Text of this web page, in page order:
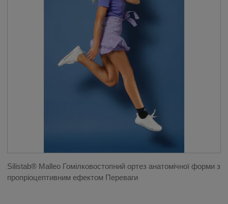
ЗАСТОСУВАННЯ
ВИРОБИ ДЛЯ ХРЕБТА
ОРТОПЕДИЧНІ ВИРОБИ
ВЕНОЗНІ РОЗЛАДИ
ЛІМФАТИЧНИЙ НАБРЯК
ВСПОМОГАТЕЛЬНЫЕ ПРОДУКТЫ
Silistab® Malleo Гомілковостопний ортез анатомічної форми з
пропріоцептивним ефектом Переваги